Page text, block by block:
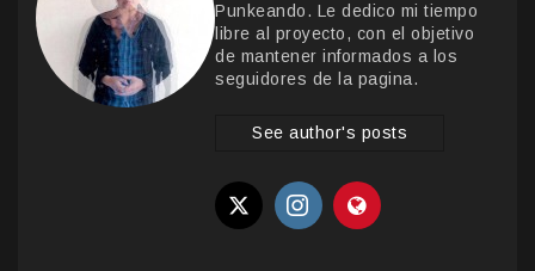
Punkeando. Le dedico mi tiempo
libre al proyecto, con el objetivo
de mantener informados a los
seguidores de la pagina.
See author's posts